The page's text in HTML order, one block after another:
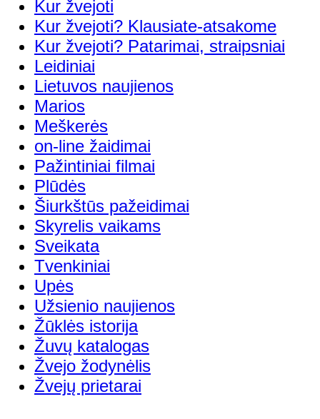
Kur žvejoti
Kur žvejoti? Klausiate-atsakome
Kur žvejoti? Patarimai, straipsniai
Leidiniai
Lietuvos naujienos
Marios
Meškerės
on-line žaidimai
Pažintiniai filmai
Plūdės
Šiurkštūs pažeidimai
Skyrelis vaikams
Sveikata
Tvenkiniai
Upės
Užsienio naujienos
Žūklės istorija
Žuvų katalogas
Žvejo žodynėlis
Žvejų prietarai